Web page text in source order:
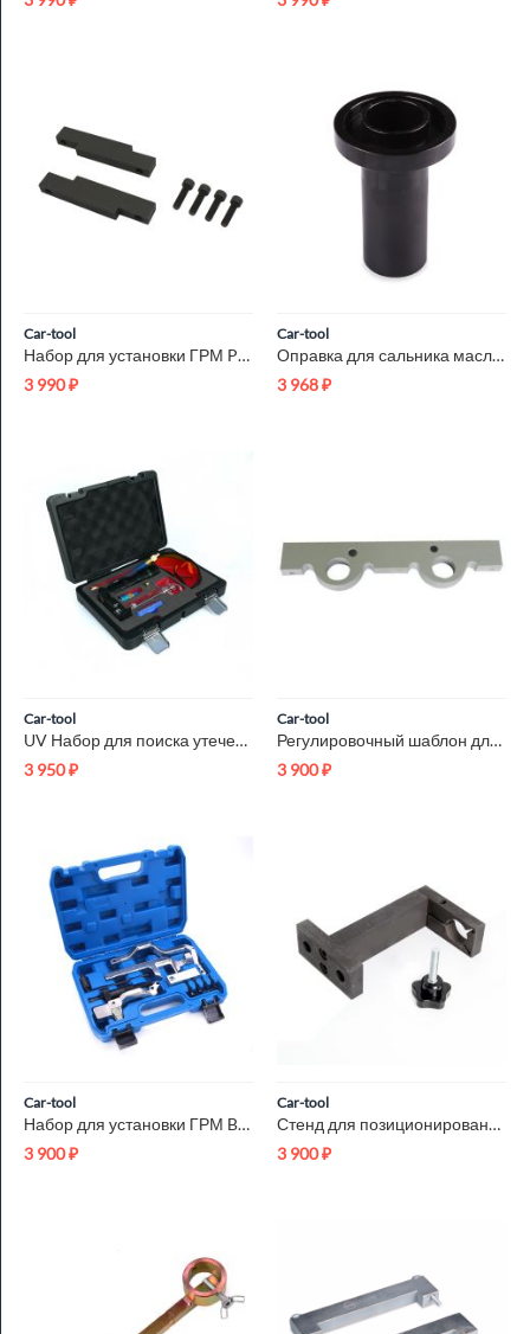
Car-tool
Набор для установки ГРМ PORSCHE MACAN (3.0/ 3.6L) Car-Tool CT...
3 990₽
Car-tool
Оправка для сальника масляного насоса CD4E Car-Tool CT-R032
3 968₽
Car-tool
UV Набор для поиска утечек хладагента в системе А/С Car-Tool ...
3 950₽
Car-tool
Регулировочный шаблон для BMW N42/N46 Car-Tool CT-2049
3 900₽
Car-tool
Набор для установки ГРМ BMW N12 / N14, PSA Car-Tool CT-Z0108
3 900₽
Car-tool
Стенд для позиционирования инжектора Car-Tool CT-N806B
3 900₽